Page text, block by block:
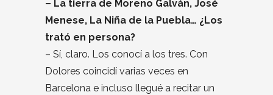
– La tierra de Moreno Galván, José
Menese, La Niña de la Puebla… ¿Los
trató en persona?
– Sí, claro. Los conocí a los tres. Con
Dolores coincidí varias veces en
Barcelona e incluso llegué a recitar un